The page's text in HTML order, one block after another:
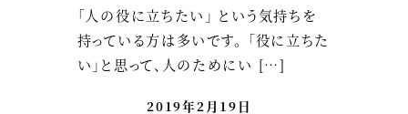
「人の役に立ちたい」 という気持ちを
持っている方は多いです。 「役に立ちた
い」と思って、人のためにい […]
2019年2月19日